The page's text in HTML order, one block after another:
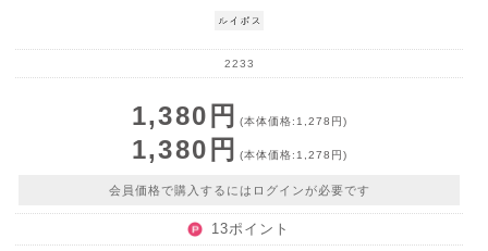
2233
1,380円 (本体価格:1,278円)
1,380円 (本体価格:1,278円)
会員価格で購入するにはログインが必要です
13ポイント